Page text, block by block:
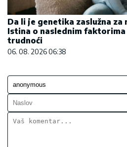
Da li je genetika zaslužna za
Istina o naslednim
trudnoći
06. 08. 2026 06:38